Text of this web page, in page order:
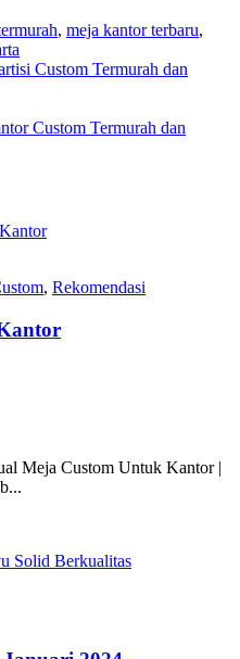
, meja kantor terbaru,
Custom Termurah dan
Custom Termurah dan
, Rekomendasi
Meja Custom Untuk Kantor |